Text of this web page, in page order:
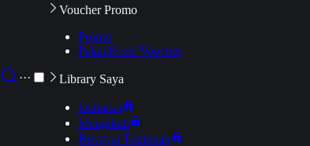
···
Voucher Promo
Promo
Pakai Kode Voucher
Library Saya
Daftarku
Mengikuti
Riwayat Tontonan